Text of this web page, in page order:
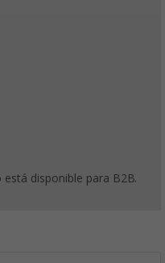
disponible para B2B.